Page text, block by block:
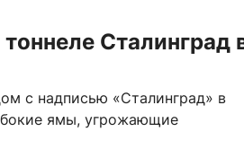
Сталинград
с надписью «Сталинград» в
ямы, угрожающие